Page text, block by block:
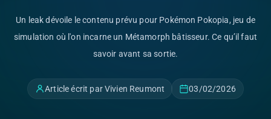
Un leak dévoile le contenu prévu pour Pokémon Pokopia, jeu de
simulation où l'on incarne un Métamorph bâtisseur. Ce qu’il faut
savoir avant sa sortie.
Article écrit par Vivien Reumont 03/02/2026